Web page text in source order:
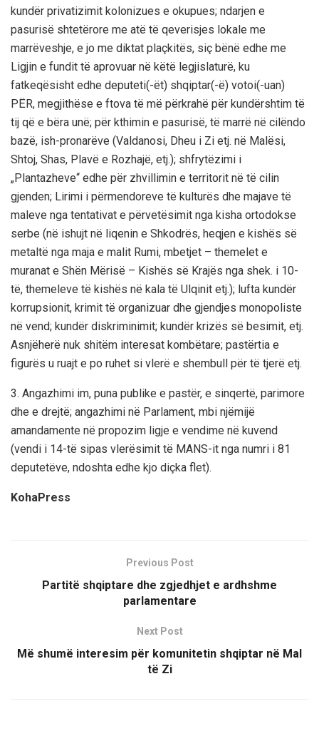
kundër privatizimit kolonizues e okupues; ndarjen e
pasurisë shtetërore me atë të qeverisjes lokale me
marrëveshje, e jo me diktat plaçkitës, siç bënë edhe me
Ligjin e fundit të aprovuar në këtë legjislaturë, ku
fatkeqësisht edhe deputeti(-ët) shqiptar(-ë) votoi(-uan)
PËR, megjithëse e ftova të më përkrahë për kundërshtim të
tij që e bëra unë; për kthimin e pasurisë, të marrë në cilëndo
bazë, ish-pronarëve (Valdanosi, Dheu i Zi etj. në Malësi,
Shtoj, Shas, Plavë e Rozhajë, etj.); shfrytëzimi i
„Plantazheve“ edhe për zhvillimin e territorit në të cilin
gjenden; Lirimi i përmendoreve të kulturës dhe majave të
maleve nga tentativat e përvetësimit nga kisha ortodokse
serbe (në ishujt në liqenin e Shkodrës, heqjen e kishës së
metaltë nga maja e malit Rumi, mbetjet – themelet e
muranat e Shën Mërisë – Kishës së Krajës nga shek. i 10-
të, themeleve të kishës në kala të Ulqinit etj.); lufta kundër
korrupsionit, krimit të organizuar dhe gjendjes monopoliste
në vend; kundër diskriminimit; kundër krizës së besimit, etj.
Asnjëherë nuk shitëm interesat kombëtare; pastërtia e
figurës u ruajt e po ruhet si vlerë e shembull për të tjerë etj.
3. Angazhimi im, puna publike e pastër, e sinqertë, parimore
dhe e drejtë; angazhimi në Parlament, mbi njëmijë
amandamente në propozim ligje e vendime në kuvend
(vendi i 14-të sipas vlerësimit të MANS-it nga numri i 81
deputetëve, ndoshta edhe kjo diçka flet).
KohaPress
Previous Post
Partitë shqiptare dhe zgjedhjet e ardhshme
parlamentare
Next Post
Më shumë interesim për komunitetin shqiptar në Mal
të Zi